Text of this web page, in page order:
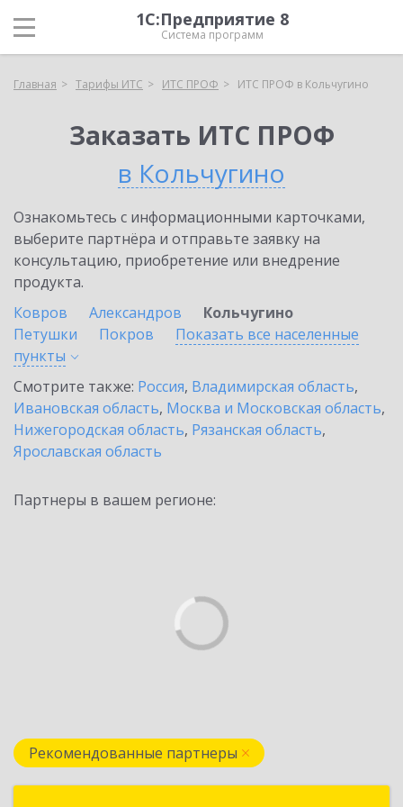
1С:Предприятие 8
Система программ
Главная Тарифы ИТС ИТС ПРОФ ИТС ПРОФ в Кольчугино
Заказать ИТС ПРОФ
в Кольчугино
Ознакомьтесь с информационными карточками,
выберите партнёра и отправьте заявку на
консультацию, приобретение или внедрение
продукта.
Ковров
Александров
Кольчугино
Петушки
Покров
Показать все населенные
пункты
Смотрите также: Россия, Владимирская область,
Ивановская область, Москва и Московская область,
Нижегородская область, Рязанская область,
Ярославская область
Партнеры в вашем регионе:
Рекомендованные партнеры